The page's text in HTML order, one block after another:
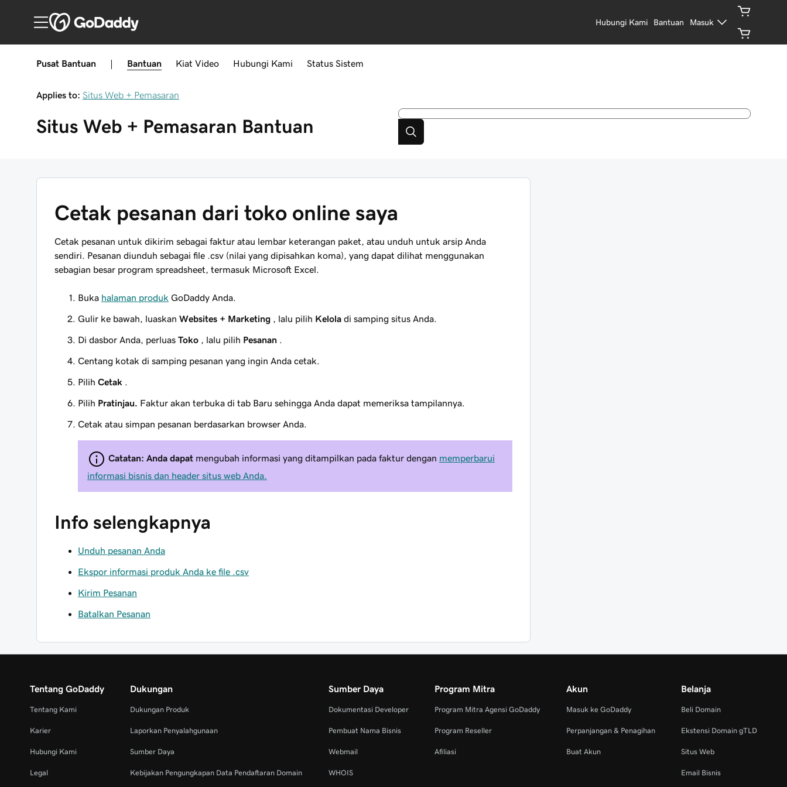
Hubungi Kami Bantuan Masuk
Pusat Bantuan Bantuan Kiat Video Hubungi Kami Status Sistem
Applies to: Situs Web + Pemasaran
Situs Web + Pemasaran Bantuan
Cetak pesanan dari toko online saya
Cetak pesanan untuk dikirim sebagai faktur atau lembar keterangan paket, atau unduh untuk arsip Anda
sendiri. Pesanan diunduh sebagai file .csv (nilai yang dipisahkan koma), yang dapat dilihat menggunakan
sebagian besar program spreadsheet, termasuk Microsoft Excel.
Buka halaman produk GoDaddy Anda.
Gulir ke bawah, luaskan Websites + Marketing , lalu pilih Kelola di samping situs Anda.
Di dasbor Anda, perluas Toko , lalu pilih Pesanan
Centang kotak di samping pesanan yang ingin Anda cetak.
Pilih Cetak
Pilih Pratinjau. Faktur akan terbuka di tab Baru sehingga Anda dapat memeriksa tampilannya.
Cetak atau simpan pesanan berdasarkan browser Anda.
Catatan: Anda dapat mengubah informasi yang ditampilkan pada faktur dengan memperbarui
informasi bisnis dan header situs web Anda.
Info selengkapnya
Unduh pesanan Anda
Ekspor informasi produk Anda ke file .csv
Kirim Pesanan
Batalkan Pesanan
Tentang GoDaddy
Tentang Kami
Karier
Hubungi Kami
Legal
Dukungan
Dukungan Produk
Laporkan Penyalahgunaan
Sumber Daya
Kebijakan Pengungkapan Data Pendaftaran Domain
Sumber Daya
Dokumentasi Developer
Pembuat Nama Bisnis
Webmail
WHOIS
Program Mitra
Program Mitra Agensi GoDaddy
Program Reseller
Afiliasi
Akun
Masuk ke GoDaddy
Perpanjangan & Penagihan
Buat Akun
Belanja
Beli Domain
Ekstensi Domain gTLD
Situs Web
Email Bisnis